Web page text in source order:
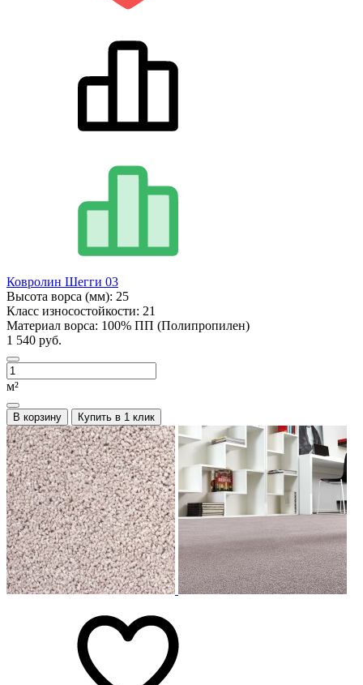
Ковролин Шегги 03
Высота ворса (мм): 25
Класс износостойкости: 21
Материал ворса: 100% ПП (Полипропилен)
1 540 руб.
м²
В корзину Купить в 1 клик